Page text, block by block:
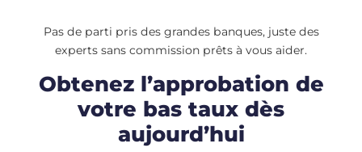
Pas de parti pris des grandes banques, juste des
experts sans commission prêts à vous aider.
Obtenez l’approbation de
votre bas taux dès
aujourd’hui